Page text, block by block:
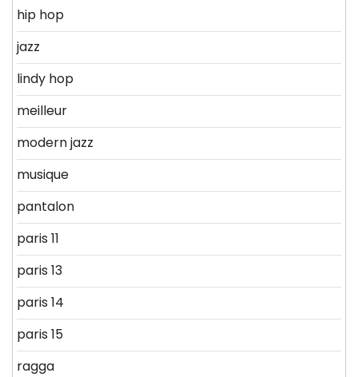
hip hop
jazz
lindy hop
meilleur
modern jazz
musique
pantalon
paris 11
paris 13
paris 14
paris 15
ragga